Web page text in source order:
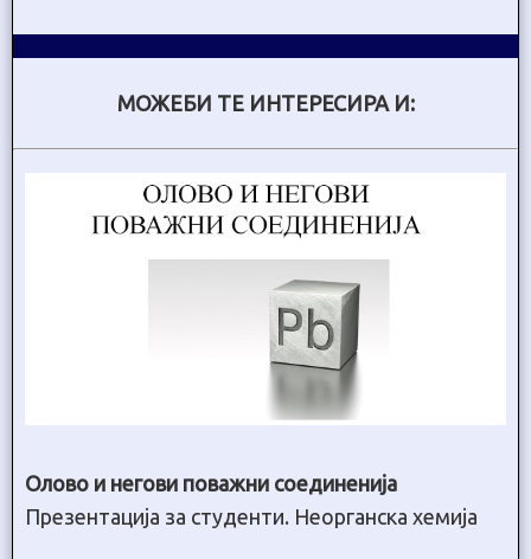
МОЖЕБИ ТЕ ИНТЕРЕСИРА И:
Олово и негови поважни соединенија
Презентација за студенти. Неорганска хемија